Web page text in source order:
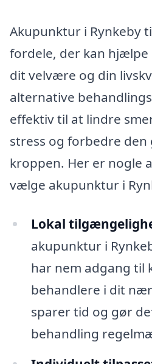
Akupunktur i Rynkeby
fordele, der kan
dit velvære og din
alternative
effektiv til at lindre
stress og forbedre den
kroppen. Her er nogle
vælge akupunktur i
Lokal
akupunktur i
har nem adgang til
behandlere i dit
sparer tid og gør
behandling